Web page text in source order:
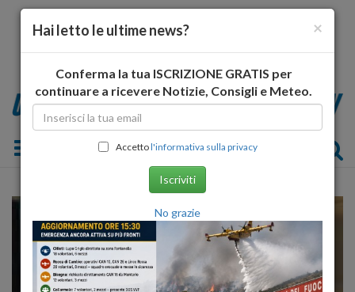
Toggle navigation
×
Hai letto le ultime news?
Conferma la tua ISCRIZIONE GRATIS per
continuare a ricevere Notizie, Consigli e Meteo.
Accettol'informativa sulla privacy
Iscriviti
No grazie